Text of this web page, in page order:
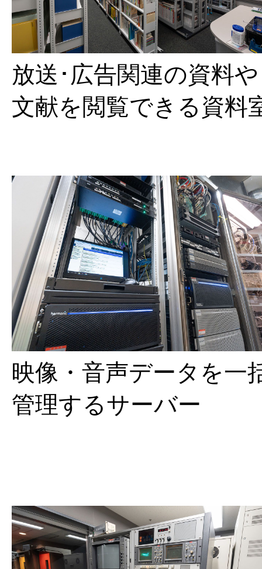
放送･広告関連の資料や
文献を閲覧できる資料
映像・音声データを一
管理するサーバー